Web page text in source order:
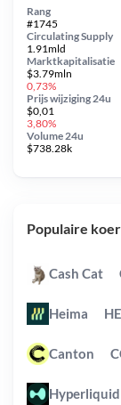
Circulating Supply
1.91mld
Prijs wijziging 24u
$0,01
3,80%
Marktkapitalisatie
$3.79mln
0,73%
Volume 24u
$738.28k
Rang
#1745
Populaire
Cash Cat
Heima
Canton
Hyperliquid